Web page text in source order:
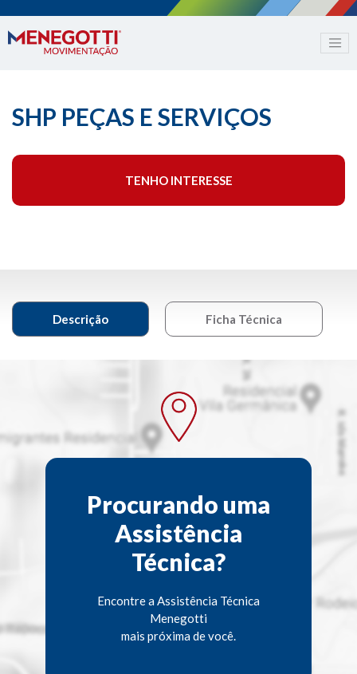
SHP PEÇAS E SERVIÇOS
TENHO INTERESSE
Descrição Ficha Técnica
Procurando uma
Assistência
Técnica?
Encontre a Assistência Técnica
Menegotti
mais próxima de você.